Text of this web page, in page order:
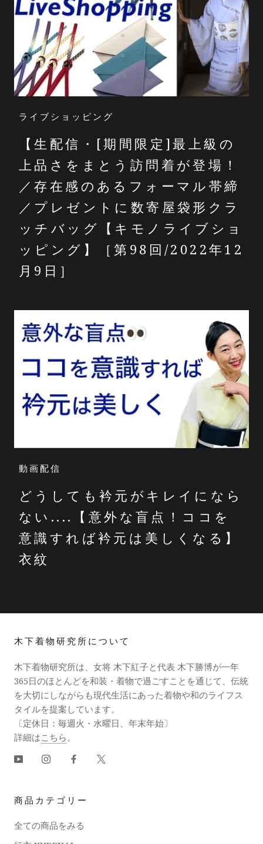
ライブショッピング
【生配信・[期間限定]最上級の
上品さをまとう訪問着が登場！
／存在感のあるフォーマル帯締
／プレゼントに数寄屋袋形クラ
ッチバッグ【キモノライブショ
ッピング】［第98回/2022年12
月9日］
動画配信
どうしても衿元がキレイになら
ない....【意外な盲点！ココを
意識すれば衿元は美しくなる】
衣紋
木下着物研究所について
木下着物研究所は、女将 木下紅子と代表 木下勝博が一年
365日のほとんどを和装・着物で過ごすことを通じて、伝統
を大切にしながらも現代生活にあった着物や和のライフス
タイルを提案しています。
〔定休日：毎週火・水曜日、年末年始〕
詳細はこちら。
商品カテゴリー
全ての商品をみる